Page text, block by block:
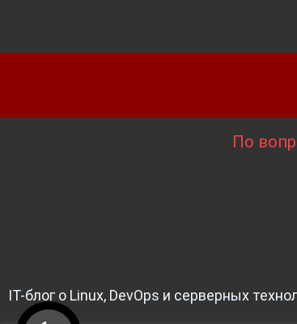
По
IT-блог о Linux, DevOps и серверных